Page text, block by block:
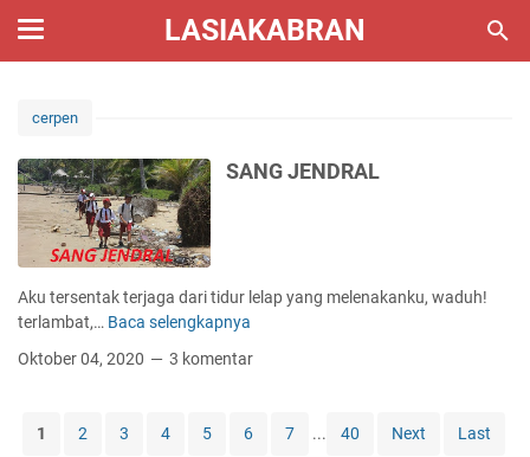
LASIAKABRAN
cerpen
SANG JENDRAL
Aku tersentak terjaga dari tidur lelap yang melenakanku, waduh!
terlambat,… Baca selengkapnya
Oktober 04, 2020 3 komentar
1 2 3 4 5 6 7 ... 40 Next Last